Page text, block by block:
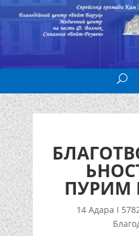
ПУРИМ
14 Адара I